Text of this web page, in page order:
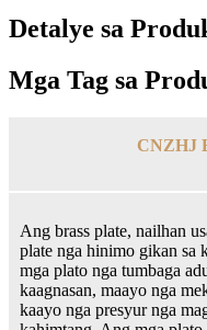
Detalye sa
Mga Tag sa
CNZHJ
Ang brass plate, nailhan
plate nga hinimo gikan sa
mga plato nga tumbaga
kaagnasan, maayo nga
kaayo nga presyur nga